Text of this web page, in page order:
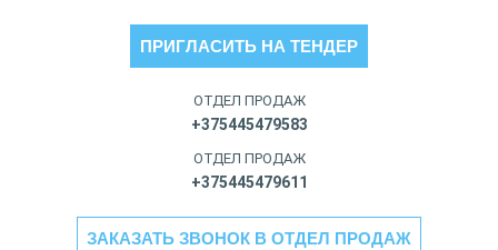
ПРИГЛАСИТЬ НА ТЕНДЕР
ОТДЕЛ ПРОДАЖ
+375445479583
ОТДЕЛ ПРОДАЖ
+375445479611
ЗАКАЗАТЬ ЗВОНОК В ОТДЕЛ ПРОДАЖ